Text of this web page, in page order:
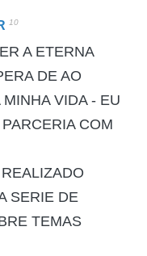
10
A ETERNA
DE AO
VIDA - EU
COM
SERIE DE
TEMAS